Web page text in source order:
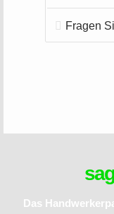
Fragen
Das